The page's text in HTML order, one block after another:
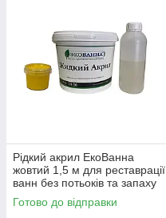
Рідкий акрил ЕкоВанна
жовтий 1,5 м для реставрації
ванн без потьоків та запаху
Готово до відправки